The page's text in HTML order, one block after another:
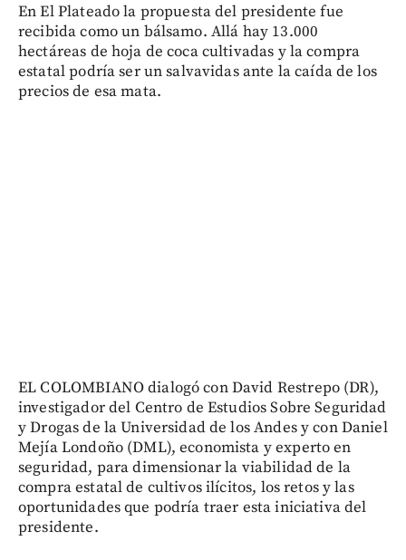
En El Plateado la propuesta del presidente fue
recibida como un bálsamo. Allá hay 13.000
hectáreas de hoja de coca cultivadas y la compra
estatal podría ser un salvavidas ante la caída de los
precios de esa mata.
EL COLOMBIANO dialogó con David Restrepo (DR),
investigador del Centro de Estudios Sobre Seguridad
y Drogas de la Universidad de los Andes y con Daniel
Mejía Londoño (DML), economista y experto en
seguridad, para dimensionar la viabilidad de la
compra estatal de cultivos ilícitos, los retos y las
oportunidades que podría traer esta iniciativa del
presidente.